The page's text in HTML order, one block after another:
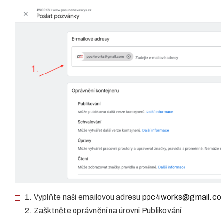
1. Vyplňte naši emailovou adresu
2. Zašktněte oprávnění na úrovni Publikování